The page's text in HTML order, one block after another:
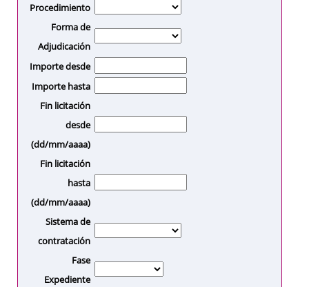
Procedimiento
Forma de
Adjudicación
Importe desde
Importe hasta
Fin licitación
desde
(dd/mm/aaaa)
Fin licitación
hasta
(dd/mm/aaaa)
Sistema de
contratación
Fase
Expediente